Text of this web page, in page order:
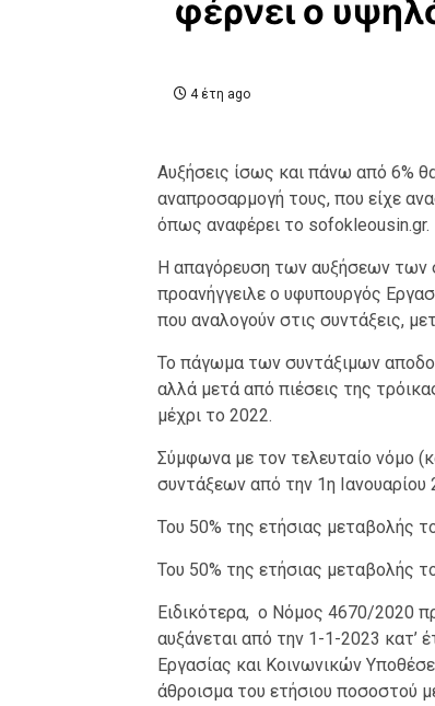
φέρνει ο
4 έτη ago
Αυξήσεις ίσως και πάνω από 6%
αναπροσαρμογή τους, που είχε
όπως αναφέρει το sofokleousin.gr.
Η απαγόρευση των αυξήσεων των
προανήγγειλε ο υφυπουργός
που αναλογούν στις συντάξεις,
Το πάγωμα των συντάξιμων
αλλά μετά από πιέσεις της
μέχρι το 2022.
Σύμφωνα με τον τελευταίο νόμο
συντάξεων από την 1η
Του 50% της ετήσιας μεταβολής
Του 50% της ετήσιας μεταβολής
Ειδικότερα, ο Νόμος 4670/2020
αυξάνεται από την 1-1-2023 κατ’
Εργασίας και Κοινωνικών
άθροισμα του ετήσιου ποσοστού